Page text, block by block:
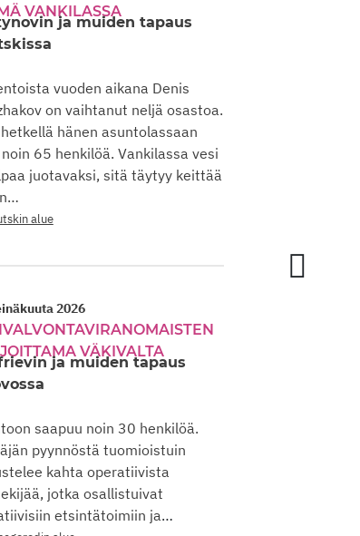
VANKILASSA
ja muiden tapaus
vuoden aikana Denis
on vaihtanut neljä osastoa.
hänen asuntolassaan
65 henkilöä. Vankilassa vesi
juotavaksi, sitä täytyy keittää
alue
2026
VÄKIVALTA
ja muiden tapaus
saapuu noin 30 henkilöä.
pyynnöstä tuomioistuin
kahta operatiivista
jotka osallistuivat
etsintätoimiin ja